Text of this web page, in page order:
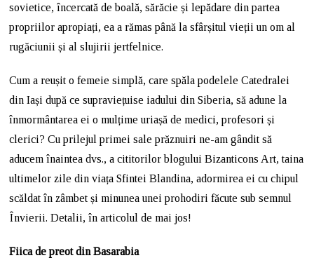
sovietice, încercată de boală, sărăcie și lepădare din partea
propriilor apropiați, ea a rămas până la sfârșitul vieții un om al
rugăciunii și al slujirii jertfelnice.
Cum a reușit o femeie simplă, care spăla podelele Catedralei
din Iași după ce supraviețuise iadului din Siberia, să adune la
înmormântarea ei o mulțime uriașă de medici, profesori și
clerici? Cu prilejul primei sale prăznuiri ne-am gândit să
aducem înaintea dvs., a cititorilor blogului Bizanticons Art, taina
ultimelor zile din viața Sfintei Blandina, adormirea ei cu chipul
scăldat în zâmbet și minunea unei prohodiri făcute sub semnul
Învierii. Detalii, în articolul de mai jos!
Fiica de preot din Basarabia